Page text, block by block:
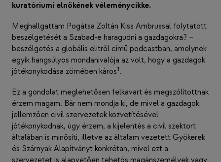
kuratóriumi elnökének véleménycikke.
Meghallgattam Pogátsa Zoltán Kiss Ambrussal folytatott
beszélgetését a Szabad-e haragudni a gazdagokra? –
beszélgetés a globális elitről című podcastban, amelynek
egyik hangsúlyos mondanivalója az volt, hogy a gazdagok
jótékonykodása zömében káros1.
Ez a gondolat meglehetősen felkavart és megszólítottnak
érzem magam. Bár nem mondja ki, de mivel a gazdagok
jellemzően civil szervezetek közvetítésével
jótékonykodnak, úgy érzem, a kijelentés a civil szektort
általában is minősíti, illetve az általam vezetett Gyökerek
és Szárnyak Alapítványt konkrétan, mivel ezt a